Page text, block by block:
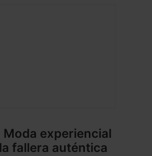
Moda experiencial
fallera auténtica